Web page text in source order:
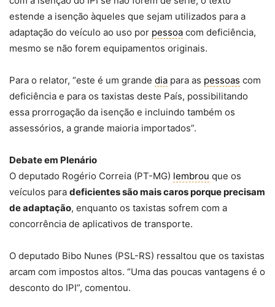
estende a isenção àqueles que sejam utilizados para a
adaptação do veículo ao uso por pessoa com deficiência,
mesmo se não forem equipamentos originais.
Para o relator, “este é um grande dia para as pessoas com
deficiência e para os taxistas deste País, possibilitando
essa prorrogação da isenção e incluindo também os
assessórios, a grande maioria importados”.
Debate em Plenário
O deputado Rogério Correia (PT-MG) lembrou que os
veículos para deficientes são mais caros porque precisam
de adaptação, enquanto os taxistas sofrem com a
concorrência de aplicativos de transporte.
O deputado Bibo Nunes (PSL-RS) ressaltou que os taxistas
arcam com impostos altos. “Uma das poucas vantagens é o
desconto do IPI”, comentou.